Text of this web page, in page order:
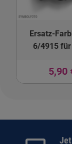
Ersatz-
6/4915
5,90